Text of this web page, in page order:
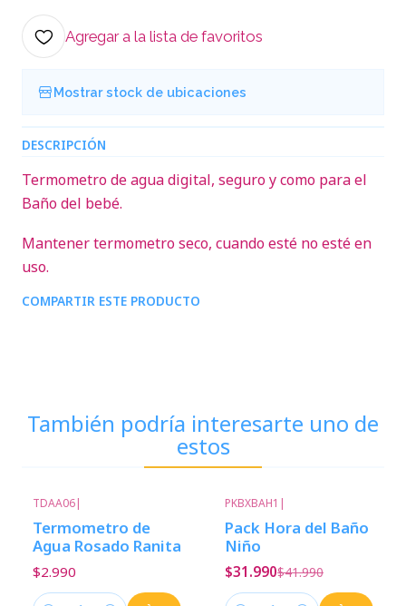
Agregar a la lista de favoritos
Mostrar stock de ubicaciones
DESCRIPCIÓN
Termometro de agua digital, seguro y como para el
Baño del bebé.
Mantener termometro seco, cuando esté no esté en
uso.
COMPARTIR ESTE PRODUCTO
También podría interesarte uno de
estos
TDAA06|
Termometro de
Agua Rosado Ranita
$2.990
PKBXBAH1 |
Pack Hora del Baño
Niño
$31.990$41.990